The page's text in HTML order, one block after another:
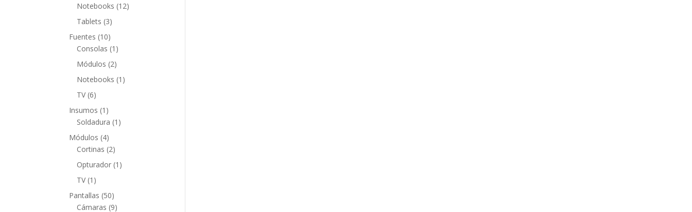
Notebooks 1212
Tablets 33
productos
Fuentes 1010
productos
Consolas 1 1
producto
Módulos 22
productos
Notebooks 1 1
TV 66
productos
Insumos 1 1
producto
Soldadura 1 1
Módulos 44
productos
Cortinas 22
productos
Opturador 1 1
TV 1 1
producto
Pantallas 5050
productos
Cámaras 99